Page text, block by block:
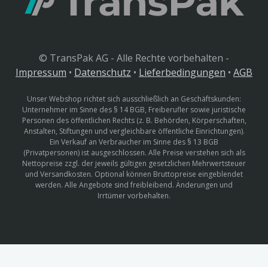
© TransPak AG - Alle Rechte vorbehalten -
Impressum • Datenschutz • Lieferbedingungen • AGB
Unser Webshop richtet sich ausschließlich an Geschäftskunden:
Unternehmer im Sinne des § 14 BGB, Freiberufler sowie juristische
Personen des öffentlichen Rechts (z. B. Behörden, Körperschaften,
Anstalten, Stiftungen und vergleichbare öffentliche Einrichtungen).
Ein Verkauf an Verbraucher im Sinne des § 13 BGB
(Privatpersonen) ist ausgeschlossen. Alle Preise verstehen sich als
Nettopreise zzgl. der jeweils gültigen gesetzlichen Mehrwertsteuer
und Versandkosten. Optional können Bruttopreise eingeblendet
werden. Alle Angebote sind freibleibend. Änderungen und
Irrtümer vorbehalten.